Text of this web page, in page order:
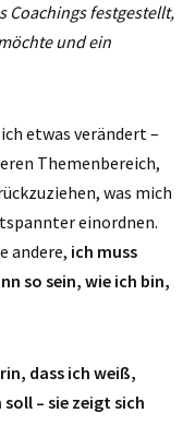
Coachings festgestellt,
und ein
etwas verändert –
Themenbereich,
was mich
einordnen.
andere, ich muss
so sein, wie ich bin,
dass ich weiß,
– sie zeigt sich